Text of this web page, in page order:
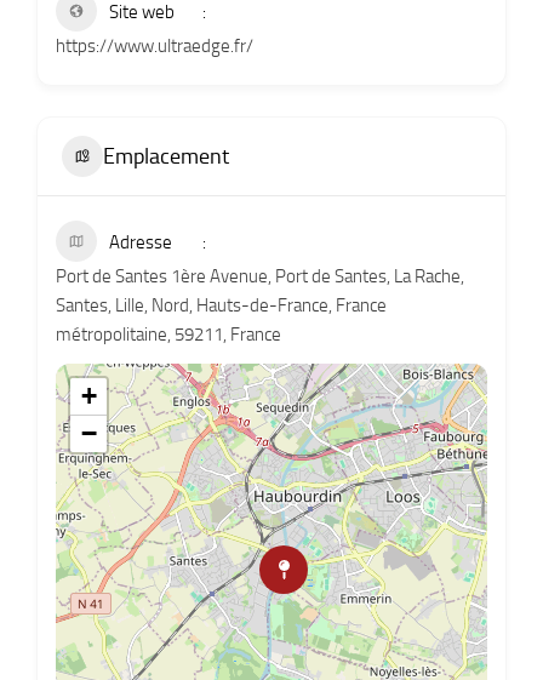
Site web
https://www.ultraedge.fr/
Emplacement
Adresse
Port de Santes 1ère Avenue, Port de Santes, La Rache,
Santes, Lille, Nord, Hauts-de-France, France
métropolitaine, 59211, France
+
−